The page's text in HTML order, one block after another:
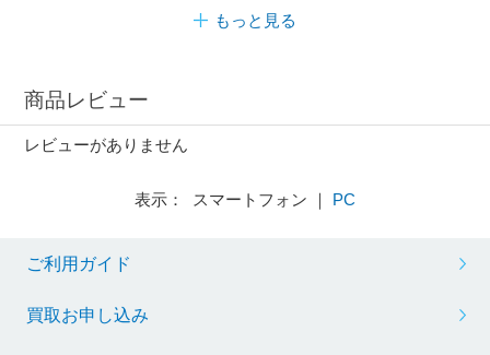
もっと見る
商品レビュー
レビューがありません
表示： スマートフォン ｜ PC
ご利用ガイド
買取お申し込み